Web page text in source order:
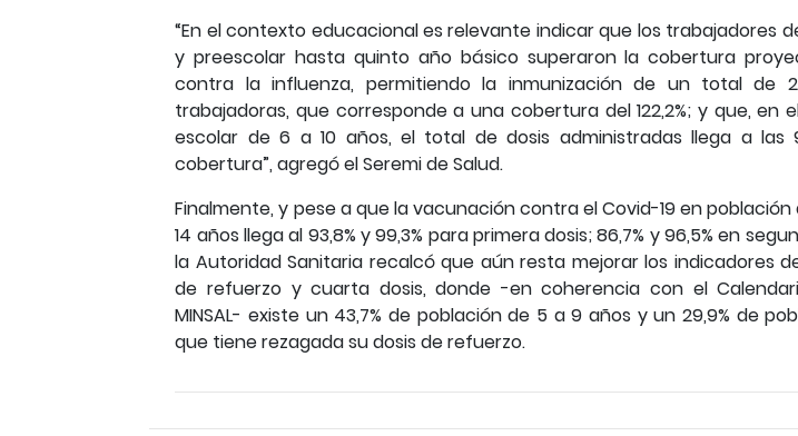
“En el contexto educacional es relevante indicar que los trabajadores
y preescolar hasta quinto año básico superaron la cobertura
contra la influenza, permitiendo la inmunización de un total de
trabajadoras, que corresponde a una cobertura del 122,2%; y que, en
escolar de 6 a 10 años, el total de dosis administradas llega a las
cobertura”, agregó el Seremi de Salud.
Finalmente, y pese a que la vacunación contra el Covid-19 en población
14 años llega al 93,8% y 99,3% para primera dosis; 86,7% y 96,5% en
la Autoridad Sanitaria recalcó que aún resta mejorar los indicadores
de refuerzo y cuarta dosis, donde -en coherencia con el
MINSAL- existe un 43,7% de población de 5 a 9 años y un 29,9% de
que tiene rezagada su dosis de refuerzo.